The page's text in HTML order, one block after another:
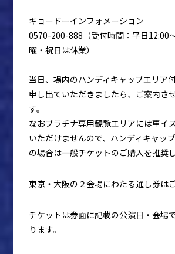
キョードーインフォメーション
0570-200-888（受付時間：平日12:00
曜・祝日は休業）
当日、場内のハンディキャップエリア
申し出ていただきましたら、ご案内さ
す。
なおプラチナ専用観覧エリアには車イ
いただけませんので、ハンディキャッ
の場合は一般チケットのご購入を推奨
東京・大阪の２会場にわたる通し券は
チケットは券面に記載の公演日・会場
ります。